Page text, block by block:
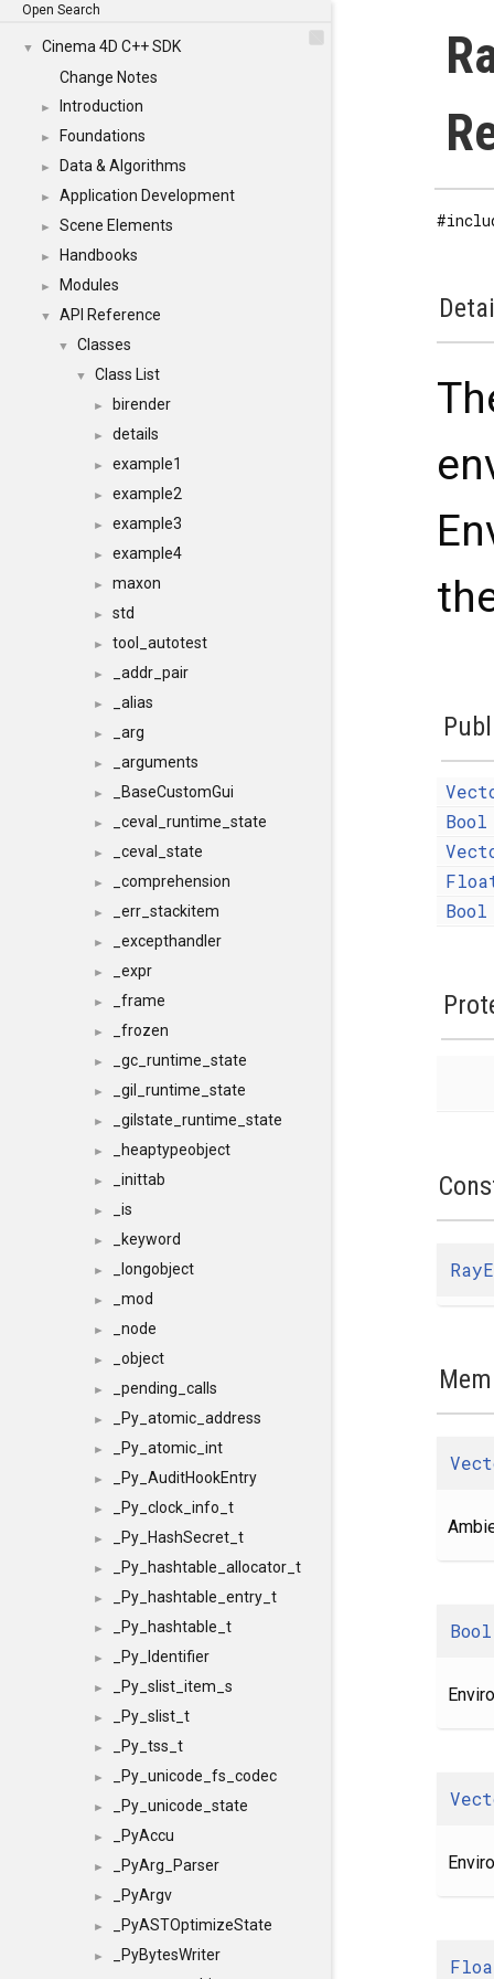
Open Search
▼
Cinema 4D C++ SDK
Change Notes
► Introduction
► Foundations
► Data & Algorithms
► Application Development
► Scene Elements
► Handbooks
► Modules
▼ API Reference
▼ Classes
▼ Class List
► birender
► details
► example1
► example2
► example3
► example4
► maxon
► std
► tool_autotest
► _addr_pair
► _alias
► _arg
► _arguments
► _BaseCustomGui
► _ceval_runtime_state
► _ceval_state
► _comprehension
► _err_stackitem
► _excepthandler
► _expr
► _frame
► _frozen
► _gc_runtime_state
► _gil_runtime_state
► _gilstate_runtime_state
► _heaptypeobject
► _inittab
► _is
► _keyword
► _longobject
► _mod
► _node
► _object
► _pending_calls
► _Py_atomic_address
► _Py_atomic_int
► _Py_AuditHookEntry
► _Py_clock_info_t
► _Py_HashSecret_t
► _Py_hashtable_allocator_t
► _Py_hashtable_entry_t
► _Py_hashtable_t
► _Py_Identifier
► _Py_slist_item_s
► _Py_slist_t
► _Py_tss_t
► _Py_unicode_fs_codec
► _Py_unicode_state
► _PyAccu
► _PyArg_Parser
► _PyArgv
► _PyASTOptimizeState
►
_PyBytesWriter
Bool
Bool
Bool